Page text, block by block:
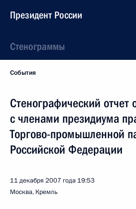
Президент России
Стенограммы
События
Стенографический отчет
с членами президиума
Торгово-промышленной
Российской Федерации
11 декабря 2007 года 19:53
Москва, Кремль